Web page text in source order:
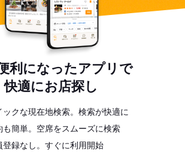
利になったアプリで
快適にお店探し
ックな現在地検索。検索が快適に
も簡単。空席をスムーズに検索
登録なし。すぐに利用開始